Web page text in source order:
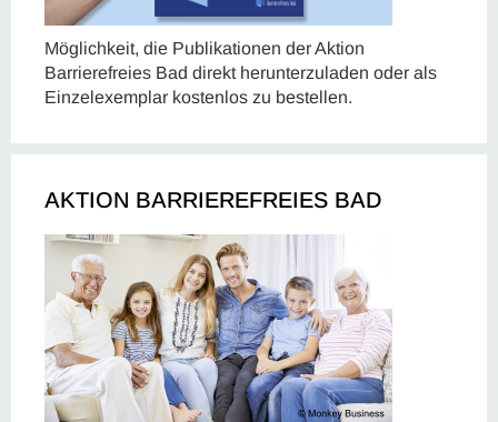
Möglichkeit, die Publikationen der Aktion
Barrierefreies Bad direkt herunterzuladen oder als
Einzelexemplar kostenlos zu bestellen.
AKTION BARRIEREFREIES BAD